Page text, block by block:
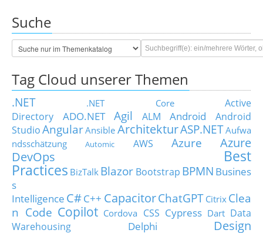
Suche
Tag Cloud unserer Themen
.NET .NET Core
Active
Directory
ADO.NET Agil ALM Android
Android
StudioAngularAnsible ArchitekturASP.NETAufwa
ndsschätzung
Automic AWS Azure
Azure
DevOps
Best
Practices BizTalk Blazor Bootstrap BPMN Busines
s
Intelligence C#C++ CapacitorChatGPT Citrix Clea
n Code Copilot Cordova CSS Cypress Dart Data
Warehousing
Delphi
Design